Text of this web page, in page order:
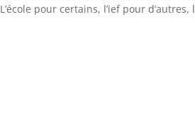
L’école pour certains, l’ief pour